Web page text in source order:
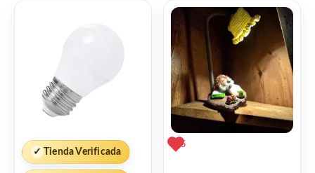
✓ Tienda Verificada
5